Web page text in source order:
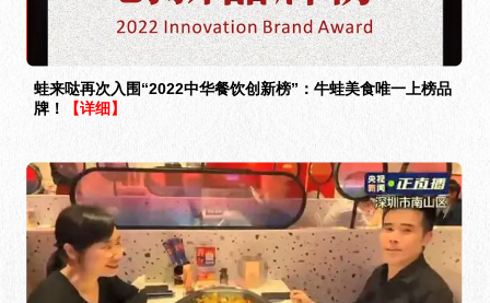
蛙来哒再次入围“2022中华餐饮创新榜”：牛蛙美食唯一上榜品
牌！
【详细】